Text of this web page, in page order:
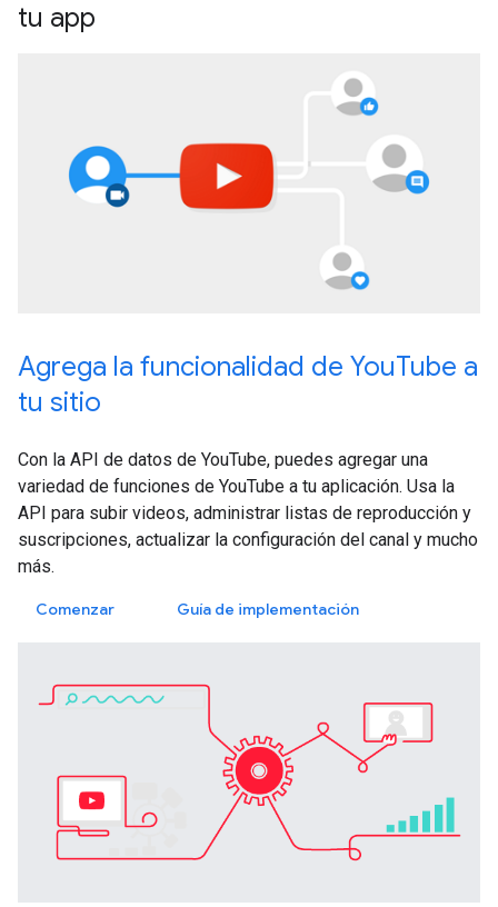
tu app
Agrega la funcionalidad de YouTube a
tu sitio
Con la API de datos de YouTube, puedes agregar una
variedad de funciones de YouTube a tu aplicación. Usa la
API para subir videos, administrar listas de reproducción y
suscripciones, actualizar la configuración del canal y mucho
más.
Comenzar Guía de implementación